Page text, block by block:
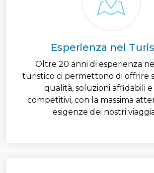
Esperienza nel
Oltre 20 anni di esperienza
turistico ci permettono di offrire
qualità, soluzioni affidabili
competitivi, con la massima
esigenze dei nostri